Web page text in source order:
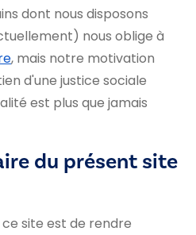
dont nous disposons
nous oblige à
, mais notre motivation
d'une justice sociale
est plus que jamais
du présent site
site est de rendre